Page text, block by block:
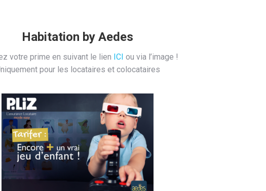
Habitation by Aedes
votre prime en suivant le lien ICI ou via l’image !
pour les locataires et colocataires